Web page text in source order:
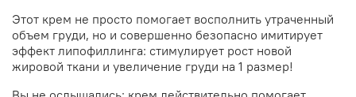
Этот крем не просто помогает восполнить утраченный
объем груди, но и совершенно безопасно имитирует
эффект липофиллинга: стимулирует рост новой
жировой ткани и увеличение груди на 1 размер!